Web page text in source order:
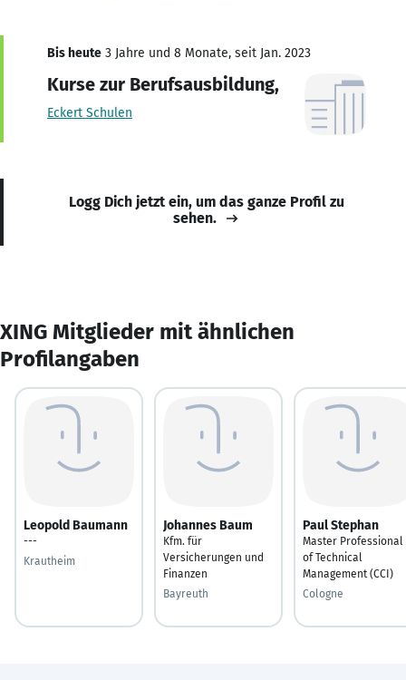
Bis heute 3 Jahre und 8 Monate, seit Jan. 2023
Kurse zur Berufsausbildung,
Eckert Schulen
Logg Dich jetzt ein, um das ganze Profil zu
sehen.
XING Mitglieder mit ähnlichen
Profilangaben
Leopold Baumann
---
Krautheim
Johannes Baum
Kfm. für
Versicherungen und
Finanzen
Bayreuth
Paul Stephan
Master Professional
of Technical
Management (CCI)
Cologne